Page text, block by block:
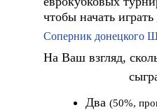
чтобы начать
Соперник донецкого
На Ваш взгляд,
Два (50%,